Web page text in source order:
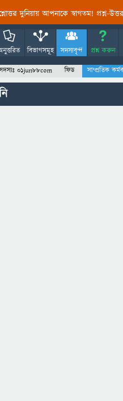
দুনিয়ায় আপনাকে স্বাগতম! প্রশ্ন-
বিভাগসমূহ সদস্যবৃন্দ প্রশ্ন করুন
01jun88com ফিড সাম্প্রতিক